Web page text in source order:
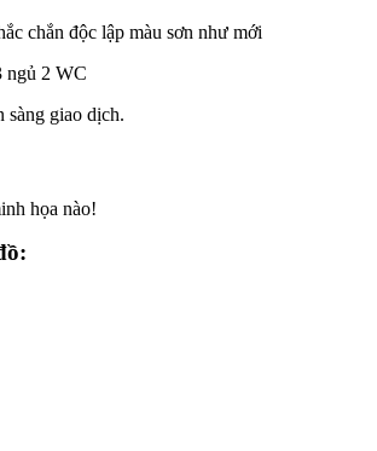
chắn độc lập màu sơn như mới
ngủ 2 WC
sàng giao dịch.
họa nào!